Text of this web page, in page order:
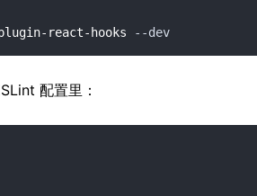
react-hooks --dev
配置里：